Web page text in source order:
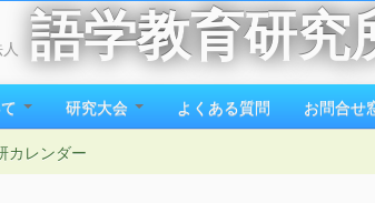
語学教育研究
研究大会 よくある質問 お問合せ
カレンダー